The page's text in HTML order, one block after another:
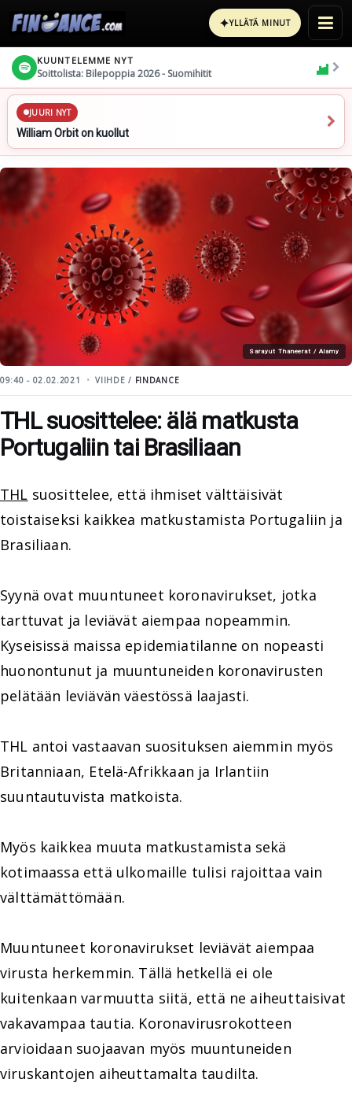
✦YLLÄTÄ MINUT
KUUNTELEMME NYT
Soittolista: Bilepoppia 2026 - Suomihitit
JUURI NYT
William Orbit on kuollut
Sarayut Thaneerat / Alamy
09:40 - 02.02.2021 VIIHDE / FINDANCE
THL suosittelee: älä matkusta
Portugaliin tai Brasiliaan
THL suosittelee, että ihmiset välttäisivät
toistaiseksi kaikkea matkustamista Portugaliin ja
Brasiliaan.
Syynä ovat muuntuneet koronavirukset, jotka
tarttuvat ja leviävät aiempaa nopeammin.
Kyseisissä maissa epidemiatilanne on nopeasti
huonontunut ja muuntuneiden koronavirusten
pelätään leviävän väestössä laajasti.
THL antoi vastaavan suosituksen aiemmin myös
Britanniaan, Etelä-Afrikkaan ja Irlantiin
suuntautuvista matkoista.
Myös kaikkea muuta matkustamista sekä
kotimaassa että ulkomaille tulisi rajoittaa vain
välttämättömään.
Muuntuneet koronavirukset leviävät aiempaa
virusta herkemmin. Tällä hetkellä ei ole
kuitenkaan varmuutta siitä, että ne aiheuttaisivat
vakavampaa tautia. Koronavirusrokotteen
arvioidaan suojaavan myös muuntuneiden
viruskantojen aiheuttamalta taudilta.